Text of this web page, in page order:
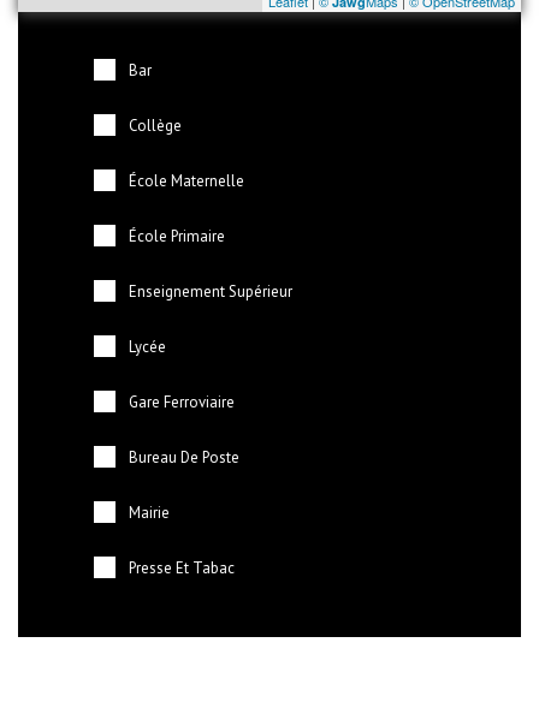
Bar
Collège
École Maternelle
École Primaire
Enseignement Supérieur
Lycée
Gare Ferroviaire
Bureau De Poste
Mairie
Presse Et Tabac